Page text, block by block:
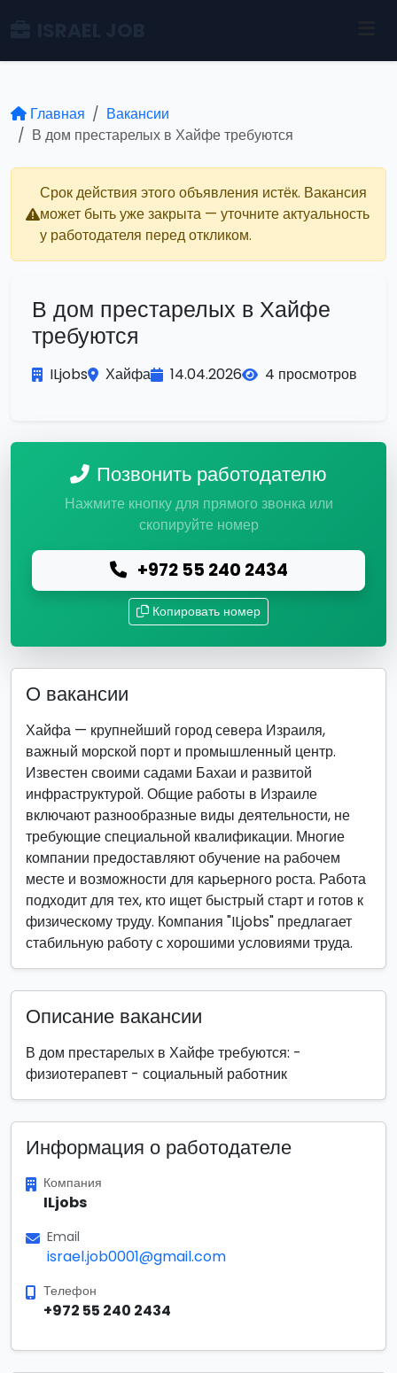
Главная
Вакансии
В дом престарелых в Хайфе требуются
Срок действия этого объявления истёк. Вакансия
может быть уже закрыта — уточните актуальность
у работодателя перед откликом.
В дом престарелых в Хайфе
требуются
ILjobs Хайфа 14.04.2026 4 просмотров
Позвонить работодателю
Нажмите кнопку для прямого звонка или
скопируйте номер
+972 55 240 2434
Копировать номер
О вакансии
Хайфа — крупнейший город севера Израиля,
важный морской порт и промышленный центр.
Известен своими садами Бахаи и развитой
инфраструктурой. Общие работы в Израиле
включают разнообразные виды деятельности, не
требующие специальной квалификации. Многие
компании предоставляют обучение на рабочем
месте и возможности для карьерного роста. Работа
подходит для тех, кто ищет быстрый старт и готов к
физическому труду. Компания "ILjobs" предлагает
стабильную работу с хорошими условиями труда.
Описание вакансии
В дом престарелых в Хайфе требуются: -
физиотерапевт - социальный работник
Информация о работодателе
Компания
ILjobs
Email
israel.job0001@gmail.com
Телефон
+972 55 240 2434